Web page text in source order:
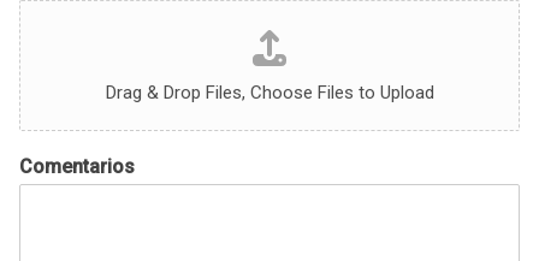
Drag & Drop Files, Choose Files to Upload
Comentarios